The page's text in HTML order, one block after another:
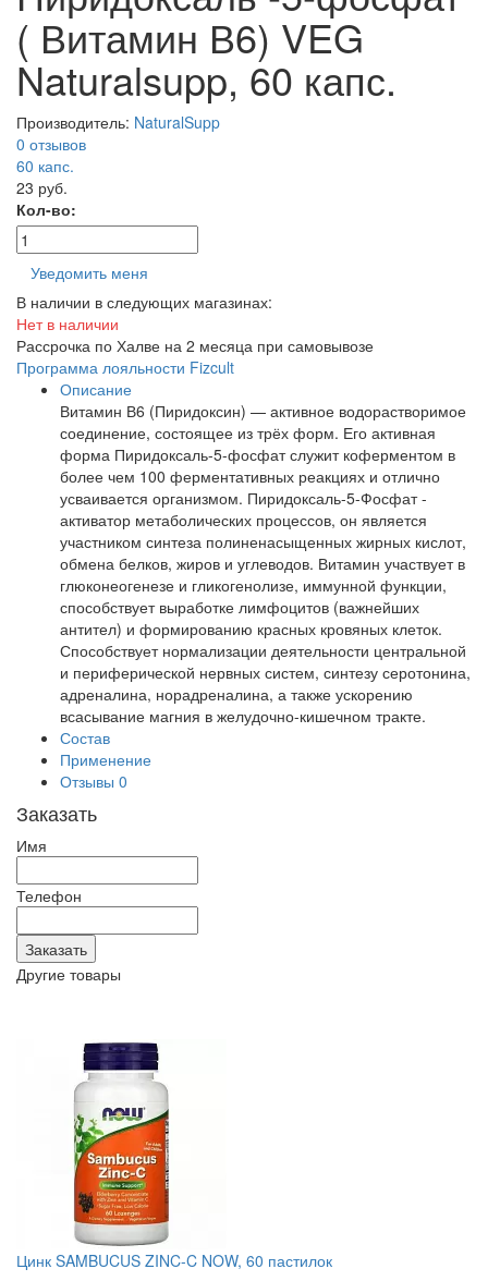
( Витамин В6) VEG
Naturalsupp, 60 капс.
Производитель: NaturalSupp
0 отзывов
60 капс.
23 руб.
Кол-во:
Уведомить меня
В наличии в следующих магазинах:
Нет в наличии
Рассрочка по Халве на 2 месяца при самовывозе
Программа лояльности Fizcult
Описание
Витамин В6 (Пиридоксин) — активное водорастворимое
соединение, состоящее из трёх форм. Его активная
форма Пиридоксаль-5-фосфат служит коферментом в
более чем 100 ферментативных реакциях и отлично
усваивается организмом. Пиридоксаль-5-Фосфат -
активатор метаболических процессов, он является
участником синтеза полиненасыщенных жирных кислот,
обмена белков, жиров и углеводов. Витамин участвует в
глюконеогенезе и гликогенолизе, иммунной функции,
способствует выработке лимфоцитов (важнейших
антител) и формированию красных кровяных клеток.
Способствует нормализации деятельности центральной
и периферической нервных систем, синтезу серотонина,
адреналина, норадреналина, а также ускорению
всасывание магния в желудочно-кишечном тракте.
Состав
Применение
Отзывы 0
Заказать
Имя
Телефон
Другие товары
Цинк SAMBUCUS ZINC-C NOW, 60 пастилок